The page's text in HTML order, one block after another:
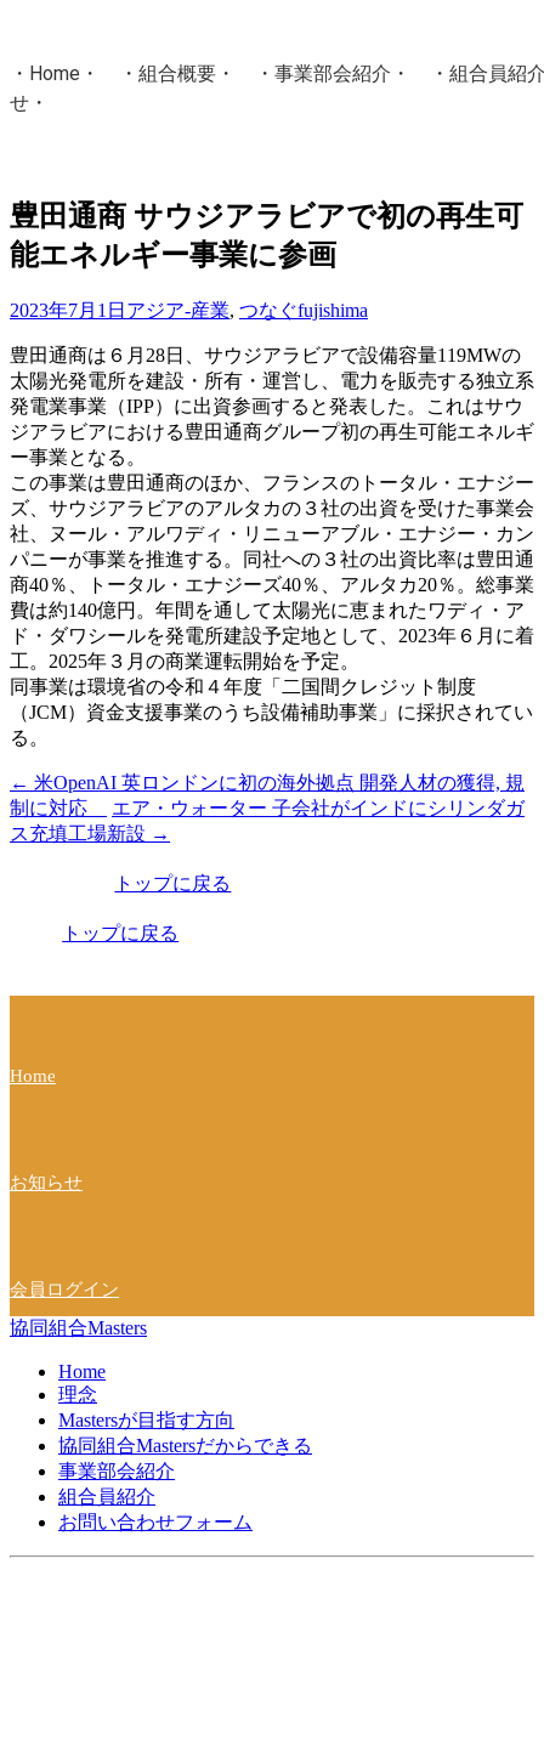
・ Home ・ ・ 組合概要 ・ ・ 事業部会紹介 ・ ・ 組合員紹
せ ・
協同組合Masters／
国土交通省・経済産業省・農林水産省・厚生労働省 認可
豊田通商 サウジアラビアで初の再生可
能エネルギー事業に参画
2023年7月1日 アジア-産業, つなぐfujishima
豊田通商は６月28日、サウジアラビアで設備容量119MWの
太陽光発電所を建設・所有・運営し、電力を販売する独立系
発電業事業（IPP）に出資参画すると発表した。これはサウ
ジアラビアにおける豊田通商グループ初の再生可能エネルギ
ー事業となる。
この事業は豊田通商のほか、フランスのトータル・エナジー
ズ、サウジアラビアのアルタカの３社の出資を受けた事業会
社、ヌール・アルワディ・リニューアブル・エナジー・カン
パニーが事業を推進する。同社への３社の出資比率は豊田通
商40％、トータル・エナジーズ40％、アルタカ20％。総事業
費は約140億円。年間を通して太陽光に恵まれたワディ・ア
ド・ダワシールを発電所建設予定地として、2023年６月に着
工。2025年３月の商業運転開始を予定。
同事業は環境省の令和４年度「二国間クレジット制度
（JCM）資金支援事業のうち設備補助事業」に採択されてい
る。
投
稿
← 米OpenAI 英ロンドンに初の海外拠点 開発人材の獲得, 規
制に対応
エア・ウォーター 子会社がインドにシリンダガ
ス充填工場新設 →
トップに戻る
トップに戻る
Home
お知らせ
会員ログイン
協同組合Masters
Home
理念
Mastersが目指す方向
協同組合Mastersだからできる
事業部会紹介
組合員紹介
お問い合わせフォーム